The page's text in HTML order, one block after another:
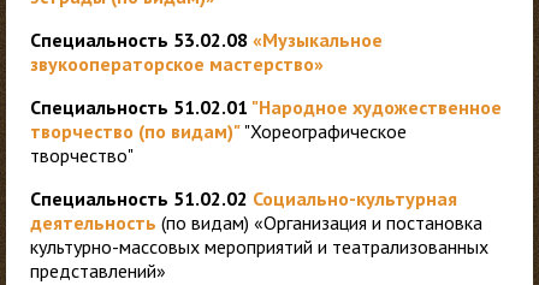
Специальность 53.02.08 «Музыкальное
звукооператорское мастерство»
Специальность 51.02.01 "Народное художественное
творчество (по видам)" "Хореографическое
творчество"
Специальность 51.02.02 Социально-культурная
деятельность (по видам) «Организация и постановка
культурно-массовых мероприятий и театрализованных
представлений»